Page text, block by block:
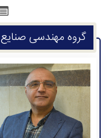
گروه مهندسی صنایع